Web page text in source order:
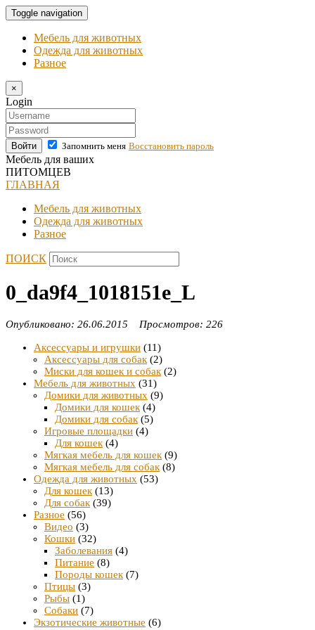
Toggle navigation
Мебель для животных
Одежда для животных
Разное
×
Login
Войти Запомнить меня Восстановить пароль
Мебель для ваших
ПИТОМЦЕВ
ГЛАВНАЯ
Мебель для животных
Одежда для животных
Разное
ПОИСК
0_da9f4_1018151e_L
Опубликовано: 26.06.2015 Просмотров: 226
Аксессуары и игрушки (11)
Аксессуары для собак (2)
Миски для кошек и собак (2)
Мебель для животных (31)
Домики для животных (9)
Домики для кошек (4)
Домики для собак (5)
Игровые площадки (4)
Для кошек (4)
Мягкая мебель для кошек (9)
Мягкая мебель для собак (8)
Одежда для животных (53)
Для кошек (13)
Для собак (39)
Разное (56)
Видео (3)
Кошки (32)
Заболевания (4)
Питание (8)
Породы кошек (7)
Птицы (3)
Рыбы (1)
Собаки (7)
Экзотические животные (6)